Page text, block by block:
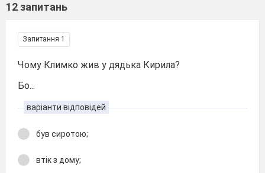
12 запитань
Запитання 1
Чому Климко жив у дядька Кирила?
Бо...
варіанти відповідей
був сиротою;
втік з дому;